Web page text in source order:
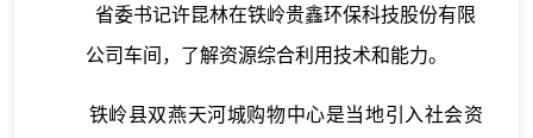
省委书记许昆林在铁岭贵鑫环保科技股份有限
公司车间，了解资源综合利用技术和能力。
铁岭县双燕天河城购物中心是当地引入社会资